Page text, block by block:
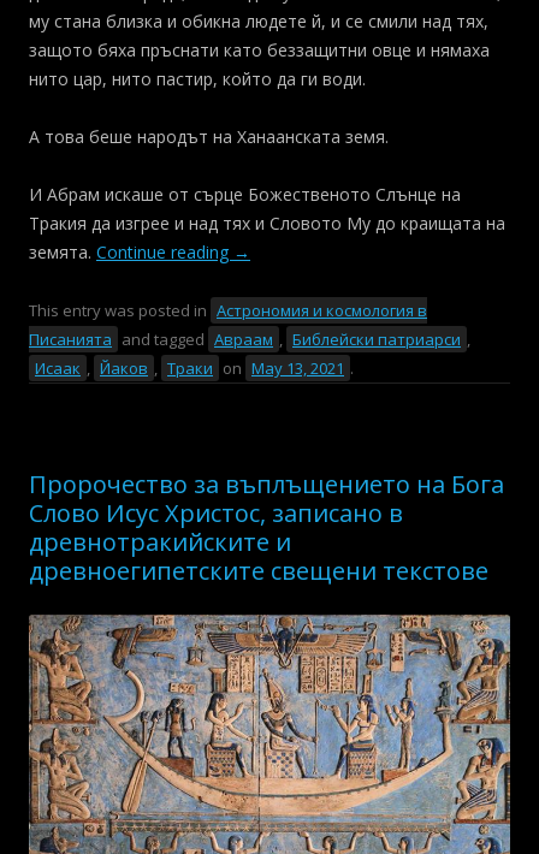
му стана близка и обикна людете й, и се смили над тях,
защото бяха пръснати като беззащитни овце и нямаха
нито цар, нито пастир, който да ги води.
А това беше народът на Ханаанската земя.
И Абрам искаше от сърце Божественото Слънце на
Тракия да изгрее и над тях и Словото Му до краищата на
земята. Continue reading →
This entry was posted in Астрономия и космология в
Писанията and tagged Авраам , Библейски патриарси ,
Исаак , Йаков , Траки on May 13, 2021 .
Пророчество за въплъщението на Бога
Слово Исус Христос, записано в
древнотракийските и
древноегипетските свещени текстове